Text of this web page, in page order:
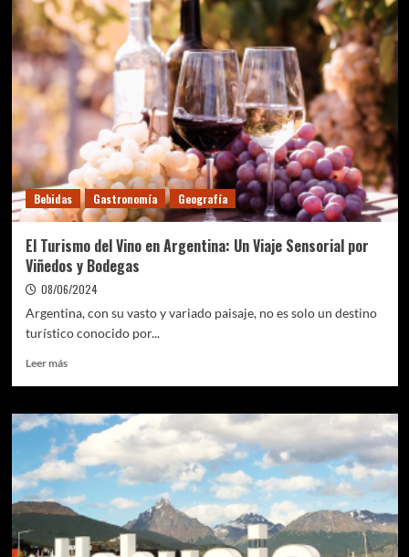
Miguel
de
Güemes:
El
Guardián
del
Norte
Argentino
Bebidas Gastronomía Geografía
El Turismo del Vino en Argentina: Un Viaje Sensorial por
Viñedos y Bodegas
08/06/2024
Argentina, con su vasto y variado paisaje, no es solo un destino
turístico conocido por...
Leer másLeer
El
Turismo
del
Vino
en
Argentina:
Un
Viaje
Sensorial